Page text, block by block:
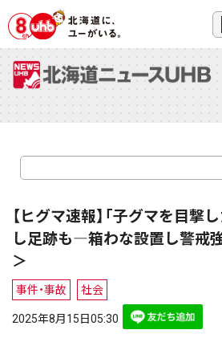
【ヒグマ速報】「子グマを目撃
し足跡も―箱わな設置し警戒
＞
事件・事故 社会
2025年8月15日05:30